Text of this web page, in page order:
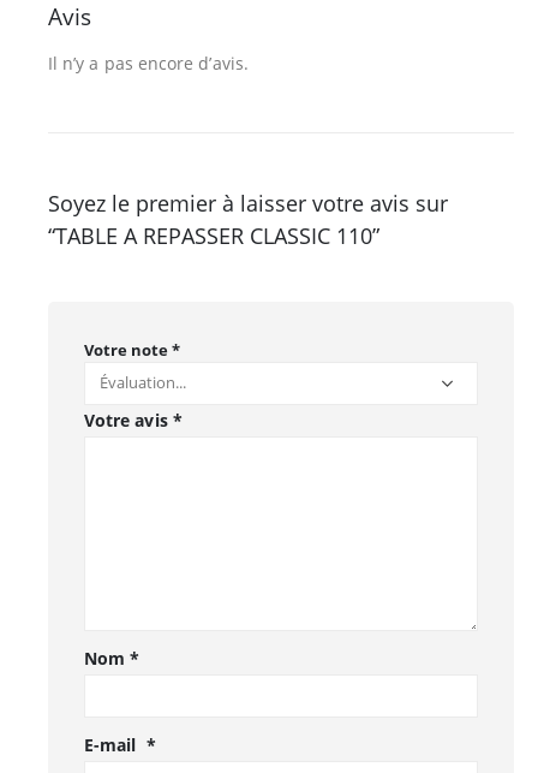
Avis
Il n’y a pas encore d’avis.
Soyez le premier à laisser votre avis sur
“TABLE A REPASSER CLASSIC 110”
Votre note*
Votre avis *
Nom*
E-mail *